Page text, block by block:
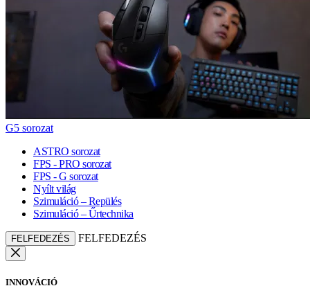
G5 sorozat
ASTRO sorozat
FPS - PRO sorozat
FPS - G sorozat
Nyílt világ
Szimuláció – Repülés
Szimuláció – Űrtechnika
FELFEDEZÉS FELFEDEZÉS
INNOVÁCIÓ